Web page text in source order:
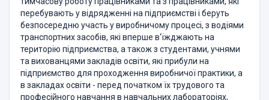
перебувають у відрядженні на підприємстві і беруть
безпосередню участь у виробничому процесі, з водіями
транспортних засобів, які вперше в'їжджають на
територію підприємства, а також з студентами, учнями
та вихованцями закладів освіти, які прибули на
підприємство для проходження виробничої практики, а
в закладах освіти - перед початком їх трудового та
професійного навчання в навчальних лабораторіях,